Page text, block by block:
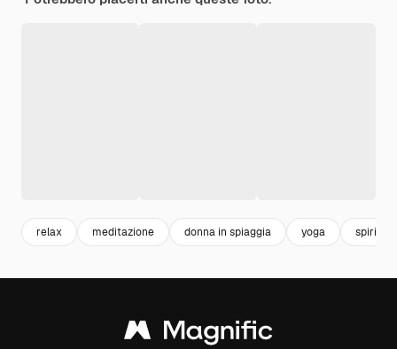
relax meditazione donna in spiaggia yoga